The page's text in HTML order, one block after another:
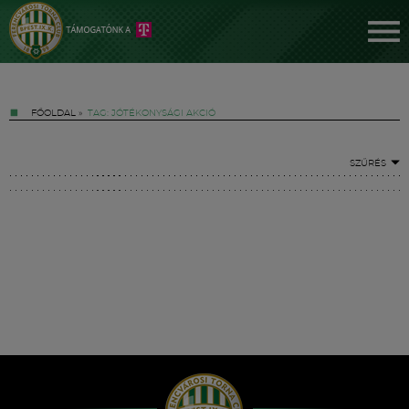
FŐOLDAL » TAG: JÓTÉKONYSÁGI AKCIÓ
SZŰRÉS
Hírek